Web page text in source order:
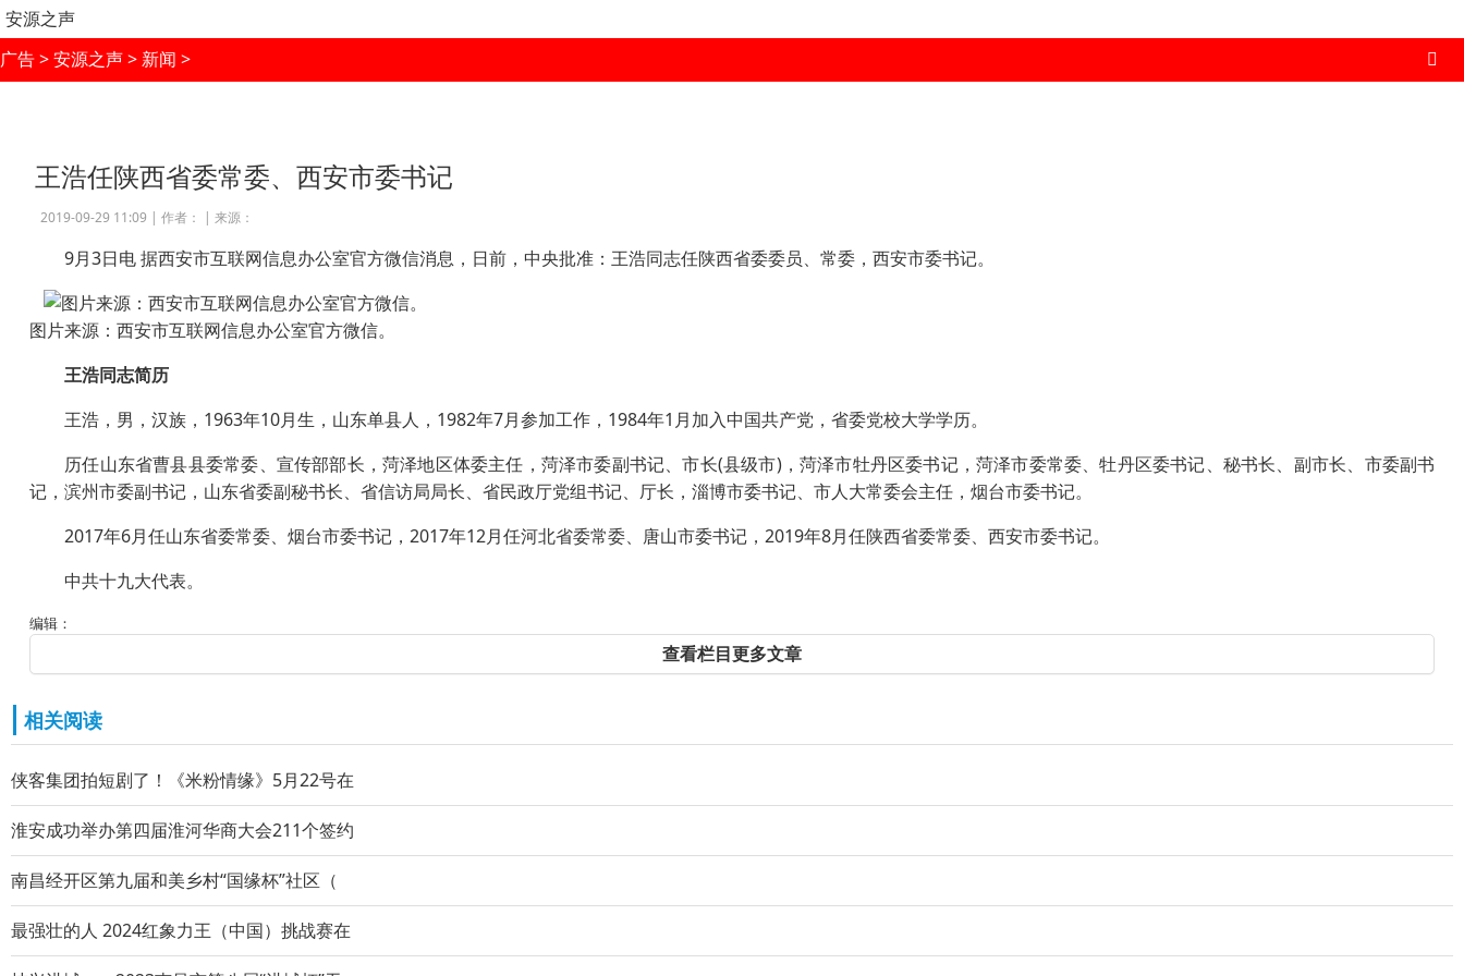
安源之声
广告>安源之声> 新闻 >
王浩任陕西省委常委、西安市委书记
2019-09-29 11:09 | 作者： | 来源：
9月3日电 据西安市互联网信息办公室官方微信消息，日前，中央批准：王浩同志任陕西省委委员、常委，西安市委书记。
图片来源：西安市互联网信息办公室官方微信。
王浩同志简历
王浩，男，汉族，1963年10月生，山东单县人，1982年7月参加工作，1984年1月加入中国共产党，省委党校大学学历。
历任山东省曹县县委常委、宣传部部长，菏泽地区体委主任，菏泽市委副书记、市长(县级市)，菏泽市牡丹区委书记，菏泽市委常委、牡丹区委书记、秘书长、副市长、市委副书
记，滨州市委副书记，山东省委副秘书长、省信访局局长、省民政厅党组书记、厅长，淄博市委书记、市人大常委会主任，烟台市委书记。
2017年6月任山东省委常委、烟台市委书记，2017年12月任河北省委常委、唐山市委书记，2019年8月任陕西省委常委、西安市委书记。
中共十九大代表。
编辑：
查看栏目更多文章
相关阅读
侠客集团拍短剧了！《米粉情缘》5月22号在
淮安成功举办第四届淮河华商大会211个签约
南昌经开区第九届和美乡村“国缘杯”社区（
最强壮的人 2024红象力王（中国）挑战赛在